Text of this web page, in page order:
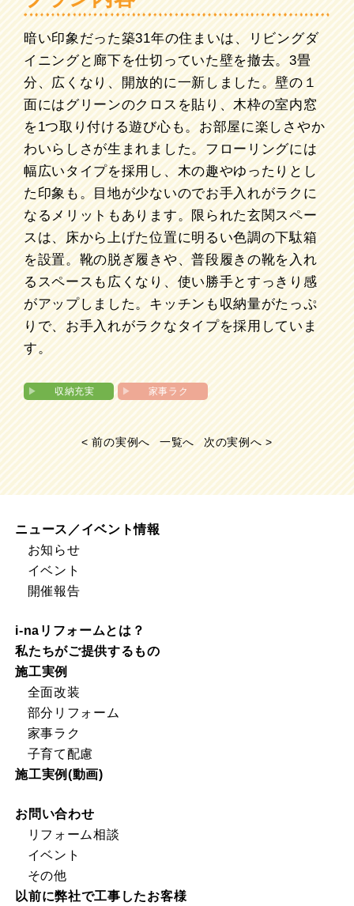
暗い印象だった築31年の住まいは、リビングダ
イニングと廊下を仕切っていた壁を撤去。3畳
分、広くなり、開放的に一新しました。壁の１
面にはグリーンのクロスを貼り、木枠の室内窓
を1つ取り付ける遊び心も。お部屋に楽しさやか
わいらしさが生まれました。フローリングには
幅広いタイプを採用し、木の趣やゆったりとし
た印象も。目地が少ないのでお手入れがラクに
なるメリットもあります。限られた玄関スペー
スは、床から上げた位置に明るい色調の下駄箱
を設置。靴の脱ぎ履きや、普段履きの靴を入れ
るスペースも広くなり、使い勝手とすっきり感
がアップしました。キッチンも収納量がたっぷ
りで、お手入れがラクなタイプを採用していま
す。
▶︎ 収納充実 ▶︎ 家事ラク
< 前の実例へ 一覧へ 次の実例へ >
ニュース／イベント情報
お知らせ
イベント
開催報告
i-naリフォームとは？
私たちがご提供するもの
施工実例
全面改装
部分リフォーム
家事ラク
子育て配慮
施工実例(動画)
お問い合わせ
リフォーム相談
イベント
その他
以前に弊社で工事したお客様